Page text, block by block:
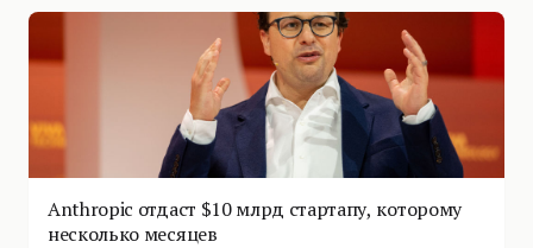
Anthropic отдаст $10 млрд стартапу, которому
несколько месяцев